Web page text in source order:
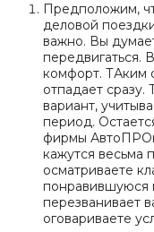
Предположим,
деловой
важно. Вы
передвигаться.
комфорт. ТАким
отпадает сразу.
вариант,
период.
фирмы
кажутся весьма
осматриваете
понравившуюся
перезванивает
оговариваете